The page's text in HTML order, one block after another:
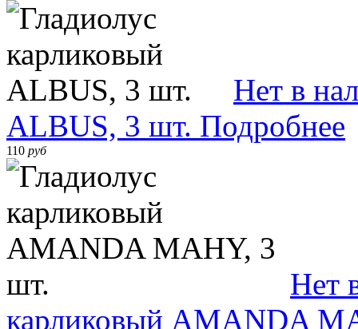
Нет в
ALBUS, 3 шт. Подробнее
110 руб
Нет
карликовый AMANDA